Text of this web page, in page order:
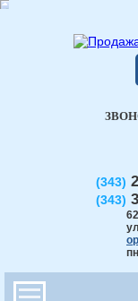
(343)
(343)